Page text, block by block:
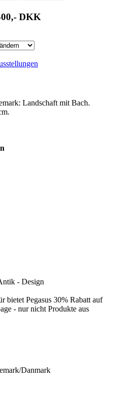
DKK
Landschaft mit Bach.
- Design
bietet Pegasus 30% Rabatt auf
- nur nicht Produkte aus
Danmark